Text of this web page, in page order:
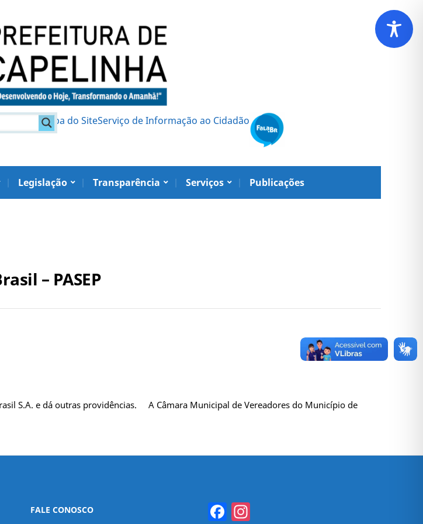
Mapa do SiteServiço de Informação ao Cidadão
Legislação Transparência Serviços Publicações
– PASEP
S.A. e dá outras providências. A Câmara Municipal de Vereadores do Município de
FALE CONOSCO Facebook